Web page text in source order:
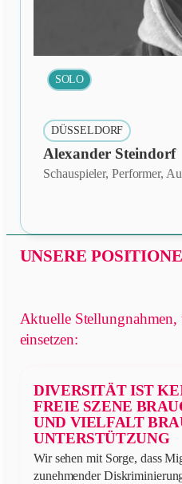
SOLO
DÜSSELDORF
Alexander Steindorf
Schauspieler, Performer,
UNSERE
Aktuelle
einsetzen:
DIVERSITÄT IST
FREIE SZENE
UND VIELFALT
UNTERSTÜTZUNG
Wir sehen mit Sorge, dass
zunehmender